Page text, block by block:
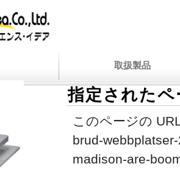
取扱製品
指定された
このページの
brud-
madison-are-